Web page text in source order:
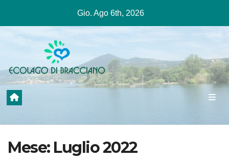
contenuto
Gio. Ago 6th, 2026
Mese: Luglio 2022